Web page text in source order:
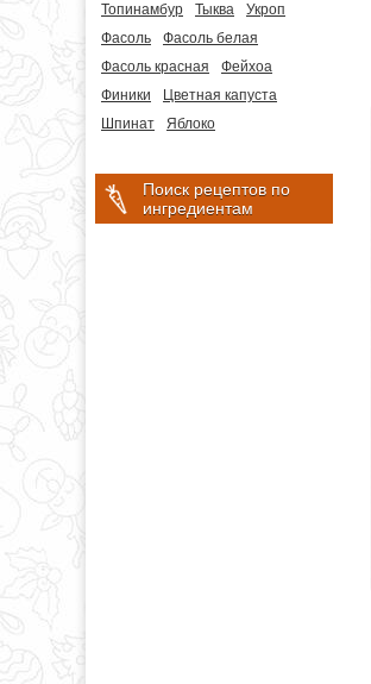
Топинамбур
Тыква
Укроп
Фасоль
Фасоль белая
Фасоль красная
Фейхоа
Финики
Цветная капуста
Шпинат
Яблоко
Поиск рецептов по
ингредиентам